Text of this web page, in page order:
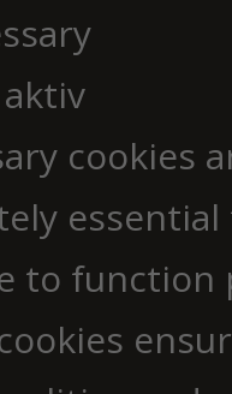
cookies
to function